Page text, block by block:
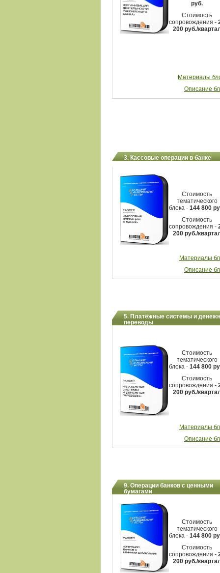
руб.
Стоимость
сопровождения -
200 руб./
Материалы
Описание
3. Кассовые операции в банке
Стоимость
тематического
блока - 144 800
Стоимость
сопровождения -
200руб./
Материалы
Описание
5. Платёжные системы и
переводы
Стоимость
тематического
блока - 144 800
Стоимость
сопровождения -
200руб./
Материалы
Описание
9. Операции банков с ценными
бумагами
Стоимость
тематического
блока - 144 800
Стоимость
сопровождения -
200руб./